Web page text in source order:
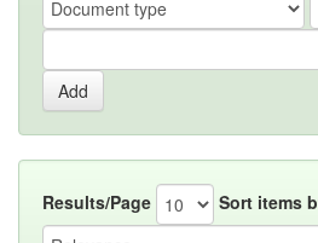
Results/Page Sort items